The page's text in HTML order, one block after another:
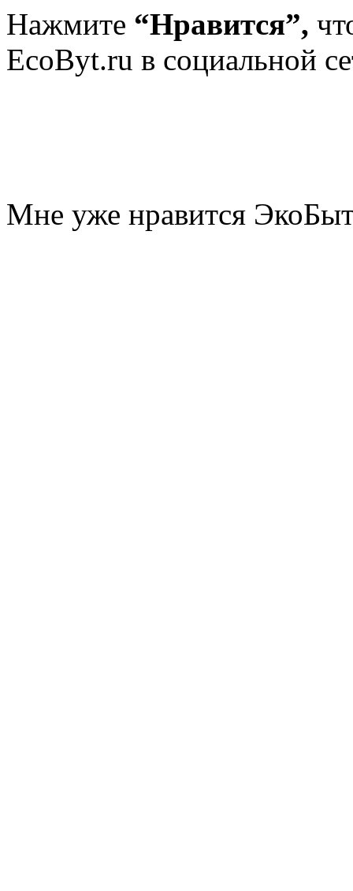
Нажмите “Нравится”,
EcoByt.ru в социальной
Мне уже нравится